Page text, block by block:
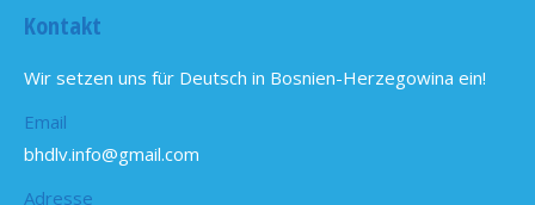
Kontakt
Wir setzen uns für Deutsch in Bosnien-Herzegowina ein!
Email
bhdlv.info@gmail.com
Adresse